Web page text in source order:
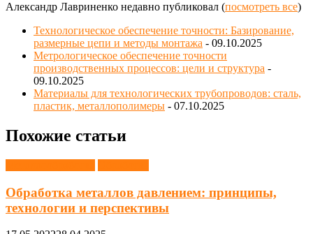
Александр Лавриненко недавно публиковал (посмотреть все)
Технологическое обеспечение точности: Базирование,
размерные цепи и методы монтажа - 09.10.2025
Метрологическое обеспечение точности
производственных процессов: цели и структура -
09.10.2025
Материалы для технологических трубопроводов: сталь,
пластик, металлополимеры - 07.10.2025
Похожие статьи
Обработка металлов давлением: принципы,
технологии и перспективы